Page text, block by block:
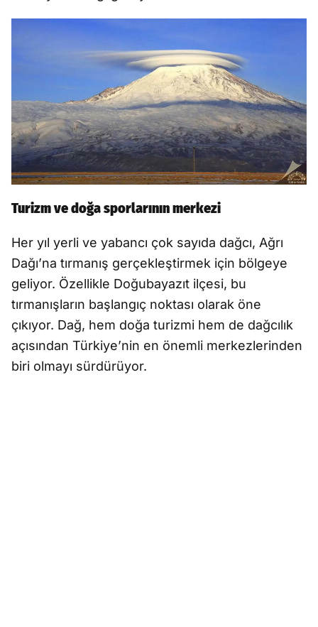
Turizm ve doğa sporlarının merkezi
Her yıl yerli ve yabancı çok sayıda dağcı, Ağrı
Dağı’na tırmanış gerçekleştirmek için bölgeye
geliyor. Özellikle Doğubayazıt ilçesi, bu
tırmanışların başlangıç noktası olarak öne
çıkıyor. Dağ, hem doğa turizmi hem de dağcılık
açısından Türkiye’nin en önemli merkezlerinden
biri olmayı sürdürüyor.